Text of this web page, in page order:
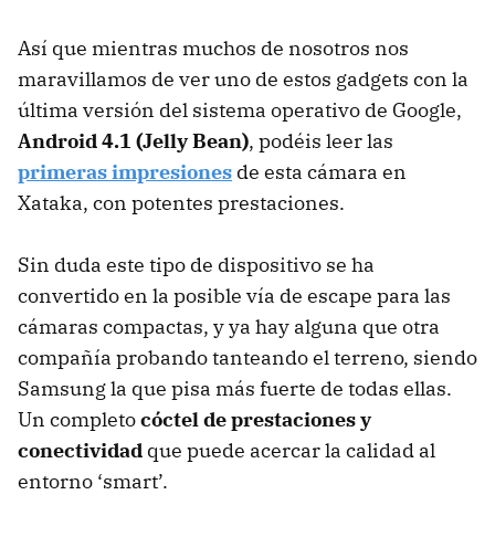
Así que mientras muchos de nosotros nos
maravillamos de ver uno de estos gadgets con la
última versión del sistema operativo de Google,
Android 4.1 (Jelly Bean), podéis leer las
primeras impresiones de esta cámara en
Xataka, con potentes prestaciones.
Sin duda este tipo de dispositivo se ha
convertido en la posible vía de escape para las
cámaras compactas, y ya hay alguna que otra
compañía probando tanteando el terreno, siendo
Samsung la que pisa más fuerte de todas ellas.
Un completocóctel de prestaciones y
conectividad que puede acercar la calidad al
entorno ‘smart’.